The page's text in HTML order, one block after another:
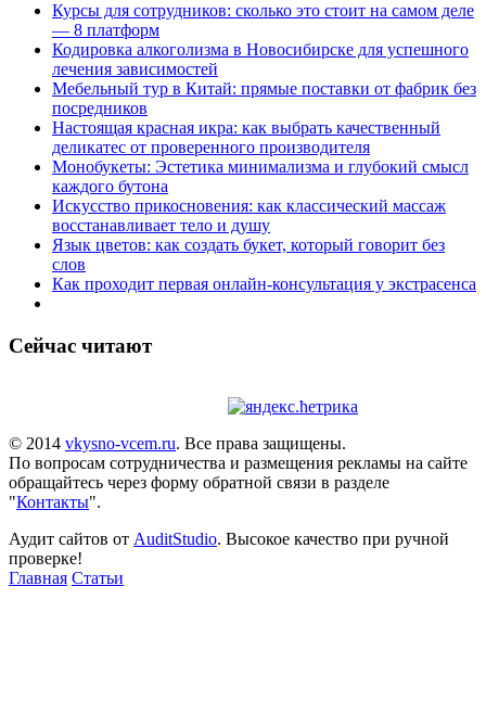
Курсы для сотрудников: сколько это стоит на самом деле
— 8 платформ
Кодировка алкоголизма в Новосибирске для успешного
лечения зависимостей
Мебельный тур в Китай: прямые поставки от фабрик без
посредников
Настоящая красная икра: как выбрать качественный
деликатес от проверенного производителя
Монобукеты: Эстетика минимализма и глубокий смысл
каждого бутона
Искусство прикосновения: как классический массаж
восстанавливает тело и душу
Язык цветов: как создать букет, который говорит без
слов
Как проходит первая онлайн-консультация у экстрасенса
Сейчас читают
© 2014 vkysno-vcem.ru. Все права защищены.
По вопросам сотрудничества и размещения рекламы на сайте
обращайтесь через форму обратной связи в разделе
"Контакты".
Аудит сайтов от AuditStudio. Высокое качество при ручной
проверке!
Главная Статьи